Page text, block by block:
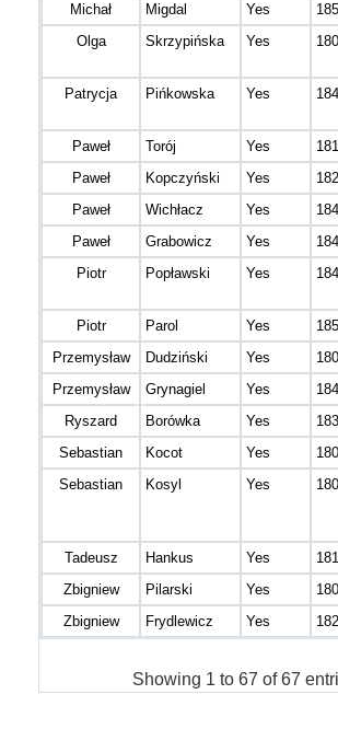
Michał
Migdal Yes
Olga
Skrzypińska Yes
Patrycja
Pińkowska Yes
Paweł
Torój Yes
Paweł
Kopczyński Yes
Paweł
Wichłacz Yes
Paweł
Grabowicz Yes
Piotr
Popławski Yes
Piotr
Parol Yes
Przemysław
Dudziński Yes
Przemysław
Grynagiel Yes
Ryszard
Borówka Yes
Sebastian
Kocot Yes
Sebastian
Kosyl Yes
Tadeusz
Hankus Yes
Zbigniew
Pilarski Yes
Zbigniew
Frydlewicz Yes
Showing 1 to 67 of 67